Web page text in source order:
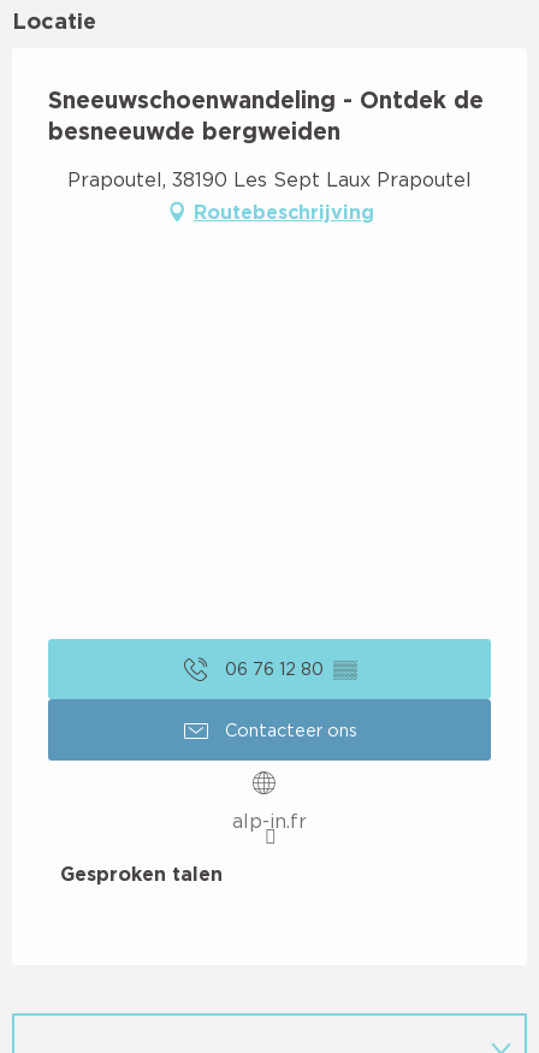
Locatie
Sneeuwschoenwandeling - Ontdek de
besneeuwde bergweiden
Prapoutel, 38190 Les Sept Laux Prapoutel
Routebeschrijving
06 76 12 80 ▒▒
Contacteer ons
alp-in.fr
Gesproken talen
Gesproken talen